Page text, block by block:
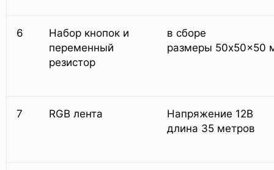
6
Набор кнопок и
переменный
резистор
в сборе
размеры 50x50x50
7 RGB лента
Напряжение 12В
длина 35 метров